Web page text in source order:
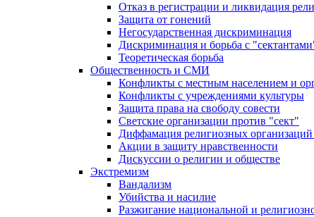
Отказ в регистрации и ликвидация
Защита от гонений
Негосударственная дискриминация
Дискриминация и борьба с
Теоретическая борьба
Общественность и СМИ
Конфликты с местным населением и
Конфликты с учреждениями культуры
Защита права на свободу совести
Светские организации против "сект"
Диффамация религиозных
Акции в защиту нравственности
Дискуссии о религии и обществе
Экстремизм
Вандализм
Убийства и насилие
Разжигание национальной и